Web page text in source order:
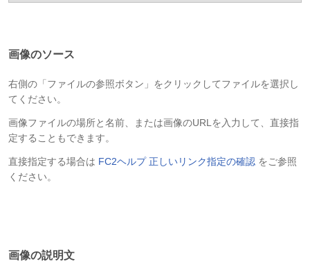
画像のソース
右側の「ファイルの参照ボタン」をクリックしてファイルを選択し
てください。
画像ファイルの場所と名前、または画像のURLを入力して、直接指
定することもできます。
直接指定する場合は FC2ヘルプ 正しいリンク指定の確認 をご参照
ください。
画像の説明文